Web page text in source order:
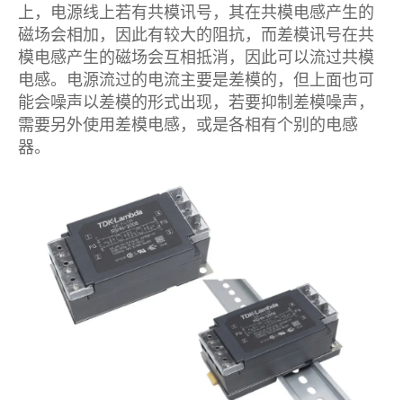
上，电源线上若有共模讯号，其在共模电感产生的
磁场会相加，因此有较大的阻抗，而差模讯号在共
模电感产生的磁场会互相抵消，因此可以流过共模
电感。电源流过的电流主要是差模的，但上面也可
能会噪声以差模的形式出现，若要抑制差模噪声，
需要另外使用差模电感，或是各相有个别的电感
器。